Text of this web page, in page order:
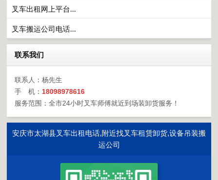
叉车出租网上平台...
叉车搬运公司电话...
联系我们
联系人：杨先生
手 机： 18098978616
服务范围：全市24小时叉车师傅就近到场装卸货服务！
安庆市太湖县叉车出租电话,附近找叉车租赁卸货,设备吊装搬
运公司